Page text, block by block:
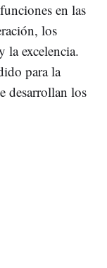
en las
los
la excelencia.
para la
desarrollan los